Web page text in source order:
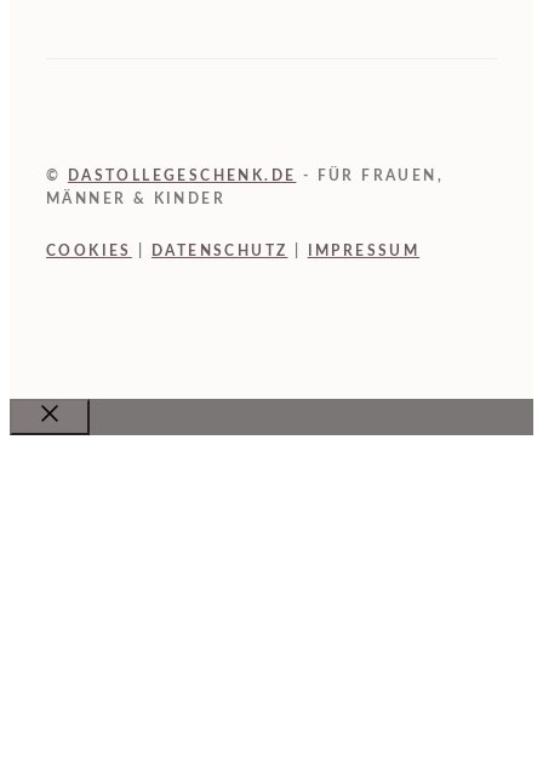
© DASTOLLEGESCHENK.DE
- FÜR FRAUEN,
MÄNNER & KINDER
COOKIES DATENSCHUTZ IMPRESSUM